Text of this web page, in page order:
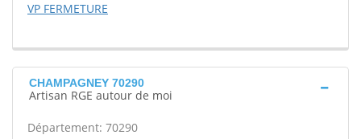
VP FERMETURE
CHAMPAGNEY 70290
Artisan RGE autour de moi
Département: 70290